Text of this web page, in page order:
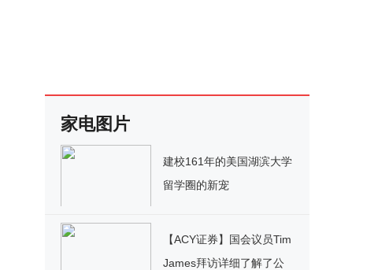
家电图片
建校161年的美国湖滨大学
留学圈的新宠
【ACY证券】国会议员Tim
James拜访详细了解了公